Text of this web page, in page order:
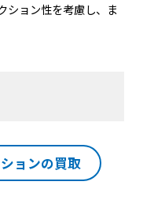
ション性を考慮し、ま
ョンの買取